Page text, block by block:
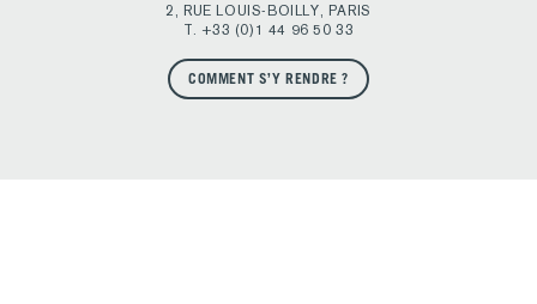
2, RUE LOUIS-BOILLY, PARIS
T. +33 (0)1 44 96 50 33
COMMENT S’Y RENDRE ?